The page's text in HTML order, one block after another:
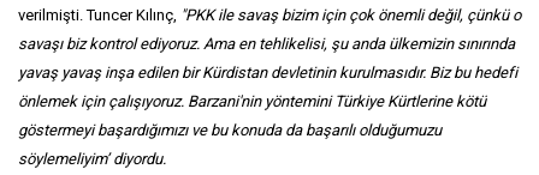
verilmişti. Tuncer Kılınç, "PKK ile savaş bizim için çok önemli değil, çünkü o
savaşı biz kontrol ediyoruz. Ama en tehlikelisi, şu anda ülkemizin sınırında
yavaş yavaş inşa edilen bir Kürdistan devletinin kurulmasıdır. Biz bu hedefi
önlemek için çalışıyoruz. Barzani'nin yöntemini Türkiye Kürtlerine kötü
göstermeyi başardığımızı ve bu konuda da başarılı olduğumuzu
söylemeliyim’ diyordu.